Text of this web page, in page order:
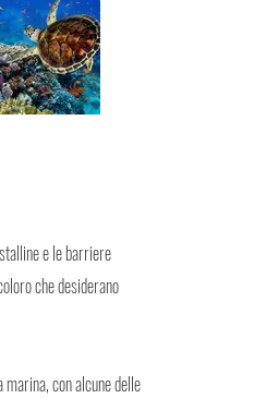
e le barriere
che desiderano
con alcune delle